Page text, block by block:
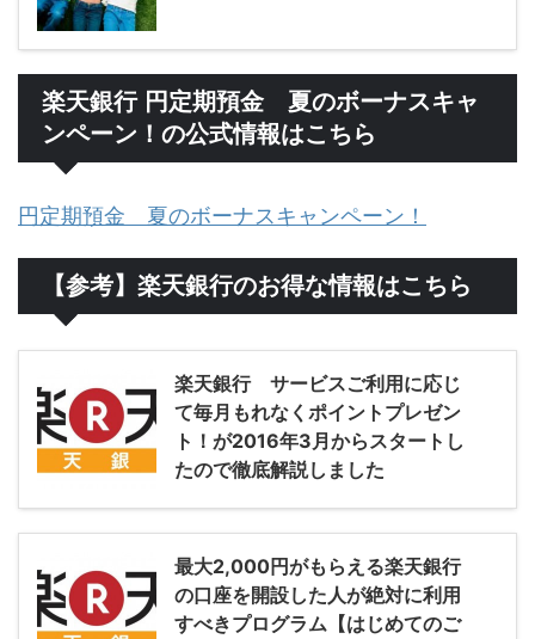
楽天銀行 円定期預金 夏のボーナスキャ
ンペーン！の公式情報はこちら
円定期預金 夏のボーナスキャンペーン！
【参考】楽天銀行のお得な情報はこちら
楽天銀行 サービスご利用に応じ
て毎月もれなくポイントプレゼン
ト！が2016年3月からスタートし
たので徹底解説しました
最大2,000円がもらえる楽天銀行
の口座を開設した人が絶対に利用
すべきプログラム【はじめてのご